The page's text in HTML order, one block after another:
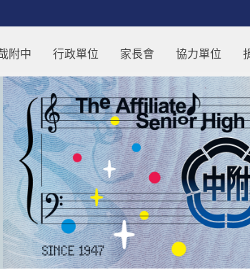
大附中首頁
附中 行政單位 家長會 協力單位